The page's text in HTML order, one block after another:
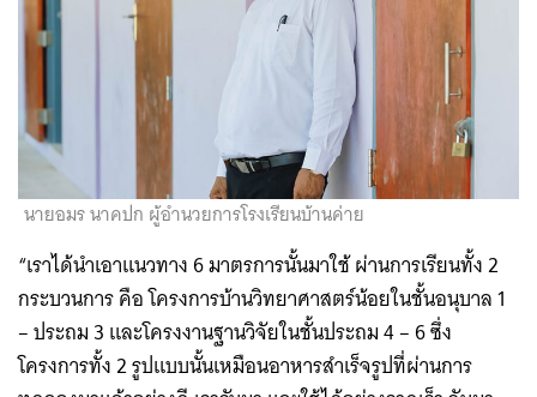
นายอมร นาคปก ผู้อำนวยการโรงเรียนบ้านค่าย
“เราได้นำเอาแนวทาง 6 มาตรการนั้นมาใช้ ผ่านการเรียนทั้ง 2
กระบวนการ คือ โครงการบ้านวิทยาศาสตร์น้อยในชั้นอนุบาล 1
– ประถม 3 และโครงงานฐานวิจัยในชั้นประถม 4 – 6 ซึ่ง
โครงการทั้ง 2 รูปแบบนั้นเหมือนอาหารสำเร็จรูปที่ผ่านการ